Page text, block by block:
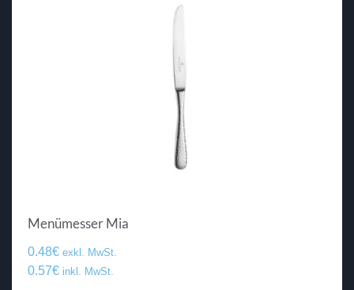
Menümesser Mia
0.48€ exkl. MwSt.
0.57€ inkl. MwSt.